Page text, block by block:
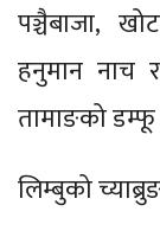
पञ्चैबाजा,
हनुमान नाच
तामाङको
लिम्बुको